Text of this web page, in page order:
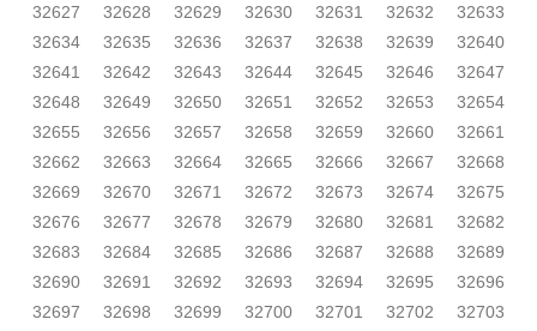
32627
32628 32629 32630 32631 32632
32633
32634
32635 32636 32637 32638 32639
32640
32641
32642 32643 32644 32645 32646
32647
32648
32649 32650 32651 32652 32653
32654
32655
32656 32657 32658 32659 32660
32661
32662
32663 32664 32665 32666 32667
32668
32669
32670 32671 32672 32673 32674
32675
32676
32677 32678 32679 32680 32681
32682
32683
32684 32685 32686 32687 32688
32689
32690
32691 32692 32693 32694 32695
32696
32697
32698 32699 32700 32701 32702
32703